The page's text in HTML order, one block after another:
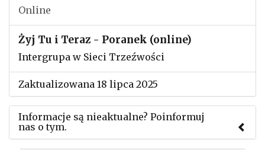
Online
Żyj Tu i Teraz - Poranek (online)
Intergrupa w Sieci Trzeźwości
Zaktualizowana 18 lipca 2025
Informacje są nieaktualne? Poinformuj
nas o tym.
Użyj tego formularza aby przesłać informację o